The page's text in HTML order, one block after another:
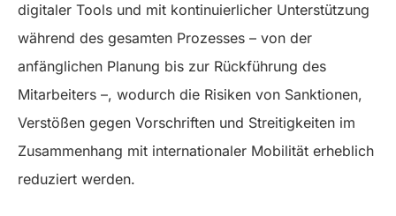
digitaler Tools und mit kontinuierlicher Unterstützung
während des gesamten Prozesses – von der
anfänglichen Planung bis zur Rückführung des
Mitarbeiters –, wodurch die Risiken von Sanktionen,
Verstößen gegen Vorschriften und Streitigkeiten im
Zusammenhang mit internationaler Mobilität erheblich
reduziert werden.